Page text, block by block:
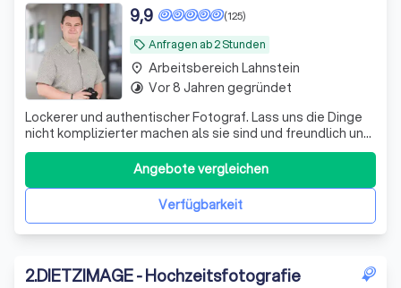
local_offer Anfragen ab 2 Stunden
(125)
9,9
Lockerer und authentischer Fotograf. Lass uns die Dinge
nicht komplizierter machen als sie sind und freundlich und
locker miteinander umgehen :)
Verfügbarkeit
Angebote vergleichen
place Arbeitsbereich Lahnstein
timelapse Vor 8 Jahren gegründet
2.DIETZIMAGE - Hochzeitsfotografie